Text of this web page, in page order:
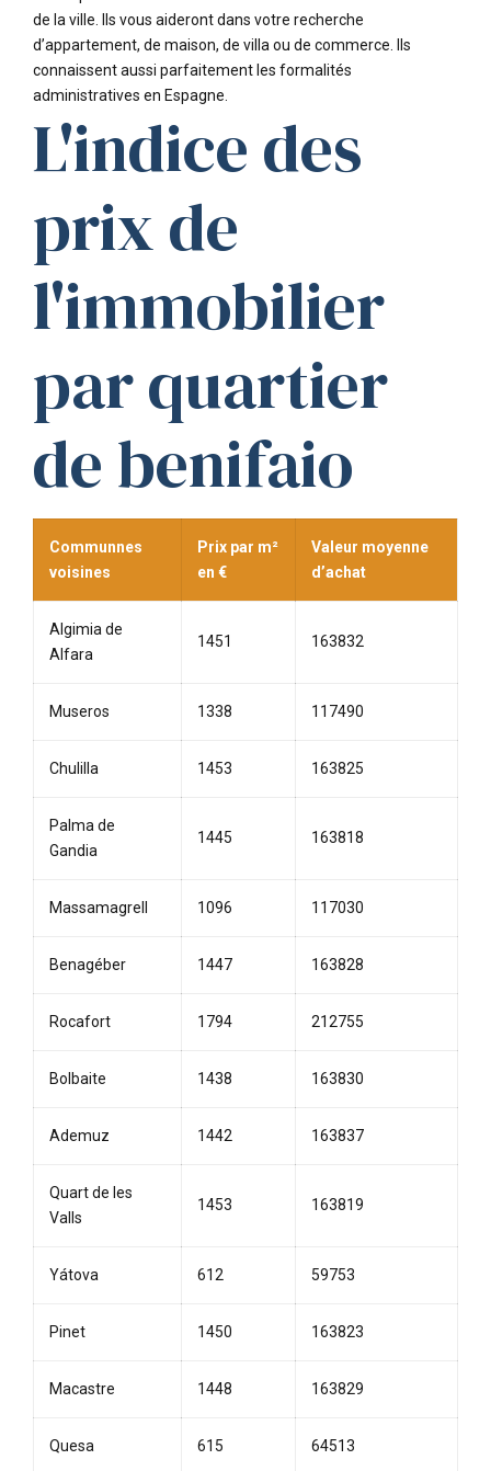
de la ville. Ils vous aideront dans votre recherche
d’appartement, de maison, de villa ou de commerce. Ils
connaissent aussi parfaitement les formalités
administratives en Espagne.
L'indice des
prix de
l'immobilier
par quartier
de benifaio
Communnes
voisines
Prix par m²
en €
Valeur moyenne
d’achat
Algimia de
Alfara
1451 163832
Museros 1338 117490
Chulilla 1453 163825
Palma de
Gandia
1445 163818
Massamagrell 1096 117030
Benagéber 1447 163828
Rocafort 1794 212755
Bolbaite 1438 163830
Ademuz 1442 163837
Quart de les
Valls
1453 163819
Yátova 612 59753
Pinet 1450 163823
Macastre 1448 163829
Quesa 615 64513